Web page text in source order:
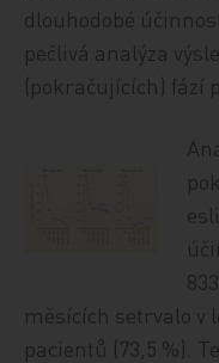
dlouhodobé
pečlivá analýza
(pokračujících) fází
měsících setrvalo v
pacientů (73,5 %).